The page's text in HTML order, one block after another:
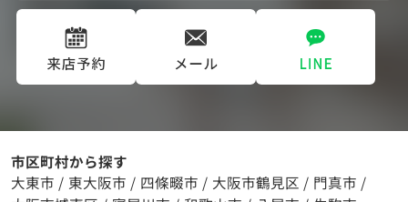
市区町村から探す
大東市 / 東大阪市 / 四條畷市 / 大阪市鶴見区 / 門真市 /